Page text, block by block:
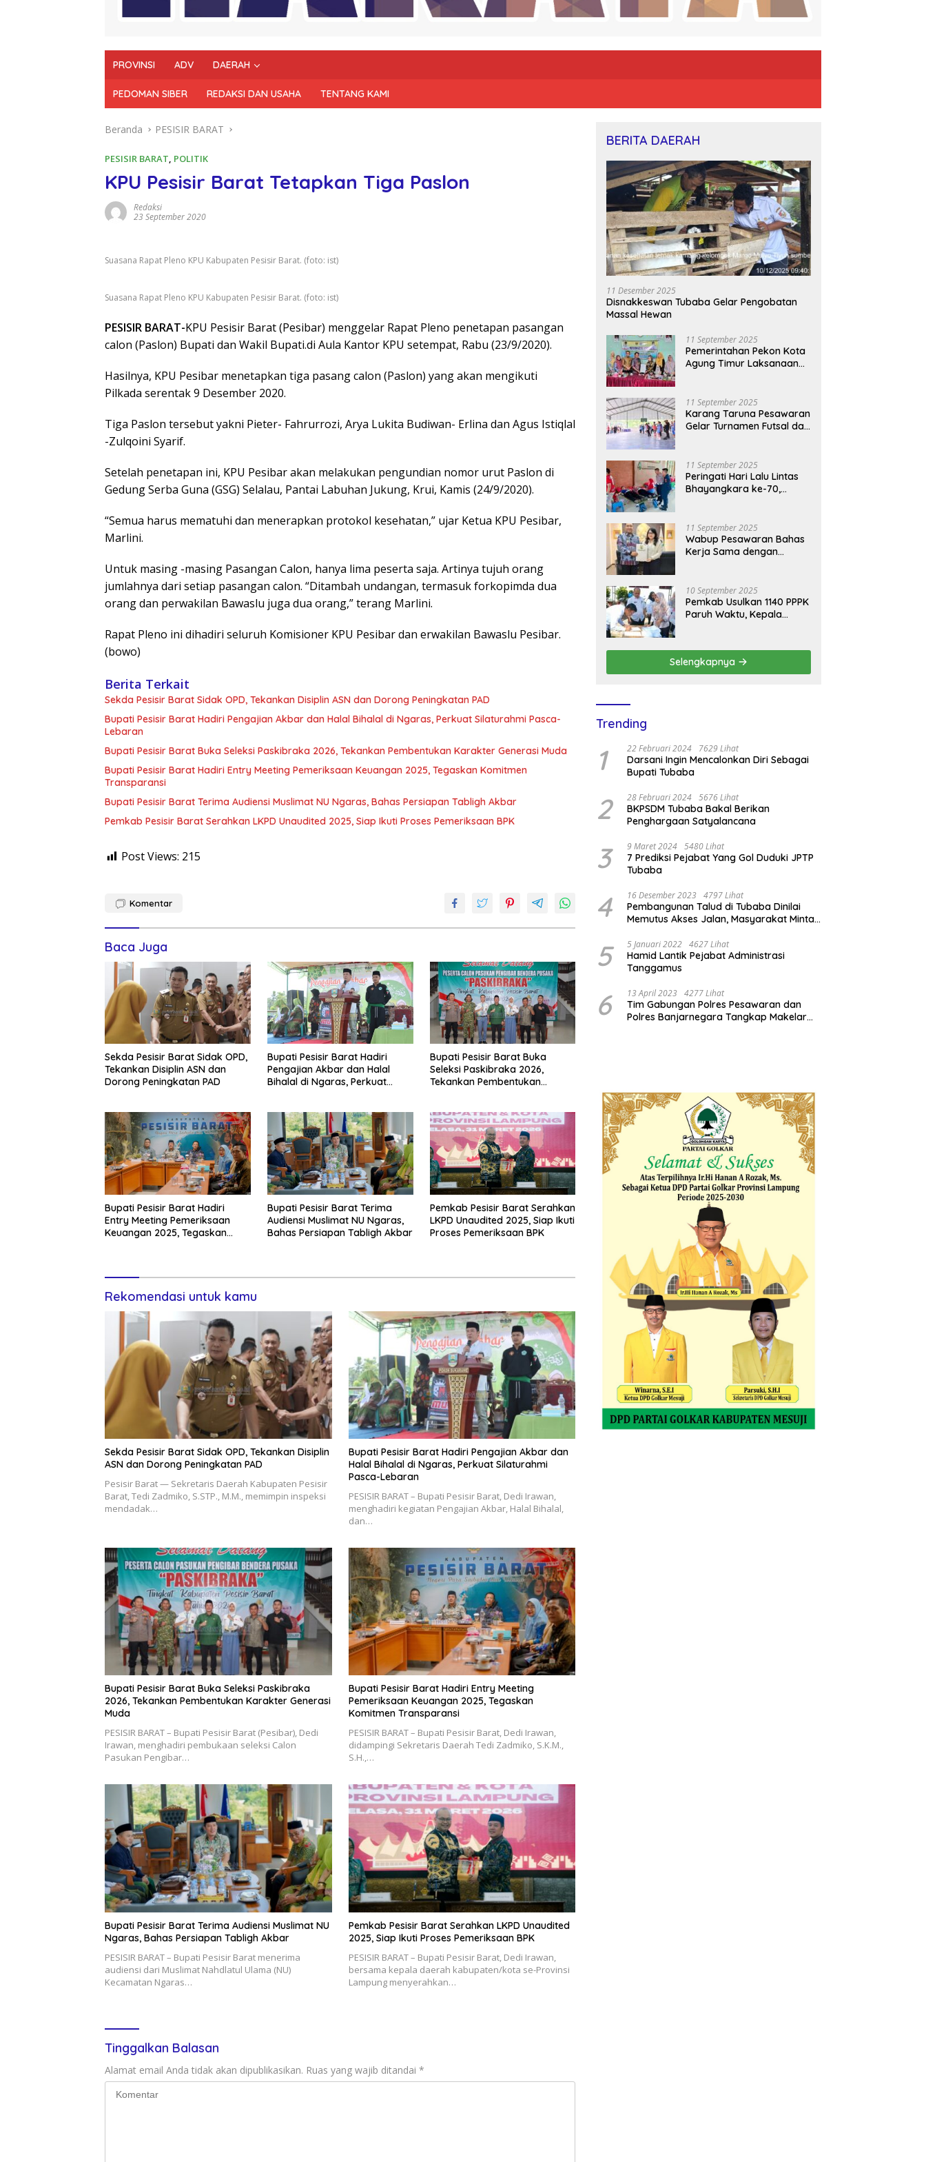
PROVINSI ADV DAERAH
PEDOMAN SIBER REDAKSI DAN USAHA TENTANG KAMI
Beranda PESISIR BARAT
PESISIR BARAT, POLITIK
KPU Pesisir Barat Tetapkan Tiga Paslon
Redaksi
23 September 2020
Suasana Rapat Pleno KPU Kabupaten Pesisir Barat. (foto: ist)
Suasana Rapat Pleno KPU Kabupaten Pesisir Barat. (foto: ist)
PESISIR BARAT-KPU Pesisir Barat (Pesibar) menggelar Rapat Pleno penetapan pasangan
calon (Paslon) Bupati dan Wakil Bupati.di Aula Kantor KPU setempat, Rabu (23/9/2020).
Hasilnya, KPU Pesibar menetapkan tiga pasang calon (Paslon) yang akan mengikuti
Pilkada serentak 9 Desember 2020.
Tiga Paslon tersebut yakni Pieter- Fahrurrozi, Arya Lukita Budiwan- Erlina dan Agus Istiqlal
-Zulqoini Syarif.
Setelah penetapan ini, KPU Pesibar akan melakukan pengundian nomor urut Paslon di
Gedung Serba Guna (GSG) Selalau, Pantai Labuhan Jukung, Krui, Kamis (24/9/2020).
“Semua harus mematuhi dan menerapkan protokol kesehatan,” ujar Ketua KPU Pesibar,
Marlini.
Untuk masing -masing Pasangan Calon, hanya lima peserta saja. Artinya tujuh orang
jumlahnya dari setiap pasangan calon. “Ditambah undangan, termasuk forkopimda dua
orang dan perwakilan Bawaslu juga dua orang,” terang Marlini.
Rapat Pleno ini dihadiri seluruh Komisioner KPU Pesibar dan erwakilan Bawaslu Pesibar.
(bowo)
Berita Terkait
Sekda Pesisir Barat Sidak OPD, Tekankan Disiplin ASN dan Dorong Peningkatan PAD
Bupati Pesisir Barat Hadiri Pengajian Akbar dan Halal Bihalal di Ngaras, Perkuat Silaturahmi Pasca-
Lebaran
Bupati Pesisir Barat Buka Seleksi Paskibraka 2026, Tekankan Pembentukan Karakter Generasi Muda
Bupati Pesisir Barat Hadiri Entry Meeting Pemeriksaan Keuangan 2025, Tegaskan Komitmen
Transparansi
Bupati Pesisir Barat Terima Audiensi Muslimat NU Ngaras, Bahas Persiapan Tabligh Akbar
Pemkab Pesisir Barat Serahkan LKPD Unaudited 2025, Siap Ikuti Proses Pemeriksaan BPK
Post Views: 215
Komentar
Baca Juga
Sekda Pesisir Barat Sidak OPD,
Tekankan Disiplin ASN dan
Dorong Peningkatan PAD
Bupati Pesisir Barat Hadiri
Pengajian Akbar dan Halal
Bihalal di Ngaras, Perkuat
Bupati Pesisir Barat Buka
Seleksi Paskibraka 2026,
Tekankan Pembentukan
Bupati Pesisir Barat Hadiri
Entry Meeting Pemeriksaan
Keuangan 2025, Tegaskan
Bupati Pesisir Barat Terima
Audiensi Muslimat NU Ngaras,
Bahas Persiapan Tabligh Akbar
Pemkab Pesisir Barat Serahkan
LKPD Unaudited 2025, Siap Ikuti
Proses Pemeriksaan BPK
Rekomendasi untuk kamu
Sekda Pesisir Barat Sidak OPD, Tekankan Disiplin
ASN dan Dorong Peningkatan PAD
Pesisir Barat — Sekretaris Daerah Kabupaten Pesisir
Barat, Tedi Zadmiko, S.STP., M.M., memimpin inspeksi
mendadak…
Bupati Pesisir Barat Hadiri Pengajian Akbar dan
Halal Bihalal di Ngaras, Perkuat Silaturahmi
Pasca-Lebaran
PESISIR BARAT – Bupati Pesisir Barat, Dedi Irawan,
menghadiri kegiatan Pengajian Akbar, Halal Bihalal,
dan…
Bupati Pesisir Barat Buka Seleksi Paskibraka
2026, Tekankan Pembentukan Karakter Generasi
Muda
PESISIR BARAT – Bupati Pesisir Barat (Pesibar), Dedi
Irawan, menghadiri pembukaan seleksi Calon
Pasukan Pengibar…
Bupati Pesisir Barat Hadiri Entry Meeting
Pemeriksaan Keuangan 2025, Tegaskan
Komitmen Transparansi
PESISIR BARAT – Bupati Pesisir Barat, Dedi Irawan,
didampingi Sekretaris Daerah Tedi Zadmiko, S.K.M.,
S.H.,…
Bupati Pesisir Barat Terima Audiensi Muslimat NU
Ngaras, Bahas Persiapan Tabligh Akbar
PESISIR BARAT – Bupati Pesisir Barat menerima
audiensi dari Muslimat Nahdlatul Ulama (NU)
Kecamatan Ngaras…
Pemkab Pesisir Barat Serahkan LKPD Unaudited
2025, Siap Ikuti Proses Pemeriksaan BPK
PESISIR BARAT – Bupati Pesisir Barat, Dedi Irawan,
bersama kepala daerah kabupaten/kota se-Provinsi
Lampung menyerahkan…
Tinggalkan Balasan
Alamat email Anda tidak akan dipublikasikan. Ruas yang wajib ditandai *
BERITA DAERAH
11 Desember 2025
Disnakkeswan Tubaba Gelar Pengobatan
Massal Hewan
11 September 2025
Pemerintahan Pekon Kota
Agung Timur Laksanaan
2026
11 September 2025
Karang Taruna Pesawaran
Gelar Turnamen Futsal dan
11 September 2025
Peringati Hari Lalu Lintas
Bhayangkara ke-70,
Darah Sejuta Harapan
11 September 2025
Wabup Pesawaran Bahas
Kerja Sama dengan
10 September 2025
Pemkab Usulkan 1140 PPPK
Paruh Waktu, Kepala
Selengkapnya
Trending
1 22 Februari 2024 7629 Lihat
Darsani Ingin Mencalonkan Diri Sebagai
Bupati Tubaba
2 28 Februari 2024 5676 Lihat
BKPSDM Tubaba Bakal Berikan
Penghargaan Satyalancana
3 9 Maret 2024 5480 Lihat
7 Prediksi Pejabat Yang Gol Duduki JPTP
Tubaba
4 16 Desember 2023 4797 Lihat
Pembangunan Talud di Tubaba Dinilai
Memutus Akses Jalan, Masyarakat Minta
5 5 Januari 2022 4627 Lihat
Hamid Lantik Pejabat Administrasi
Tanggamus
6 13 April 2023 4277 Lihat
Tim Gabungan Polres Pesawaran dan
Polres Banjarnegara Tangkap Makelar